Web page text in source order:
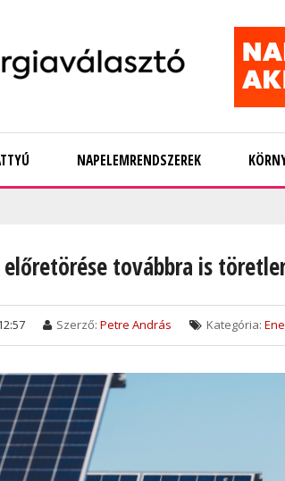
NAPELEMRENDSZEREK
továbbra is
Szerző: Petre András Kategória: